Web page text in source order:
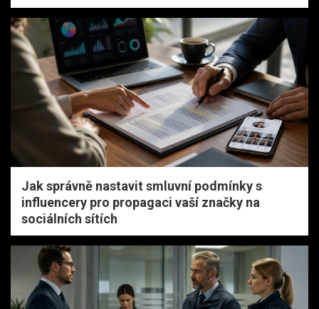
Jak správně nastavit smluvní podmínky s
influencery pro propagaci vaší značky na
sociálních sítích